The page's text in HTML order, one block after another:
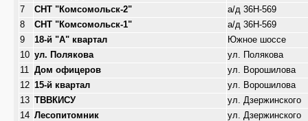
7
СНТ "Комсомольск-2"
а/д 36Н-569
8
СНТ "Комсомольск-1"
а/д 36Н-569
9
18-й "А" квартал
Южное шоссе
10 ул. Полякова
ул. Полякова
11
Дом офицеров
ул. Ворошилова
12 15-й квартал
ул. Ворошилова
13 ТВВКИСУ
ул. Дзержинского
14 Лесопитомник
ул. Дзержинского